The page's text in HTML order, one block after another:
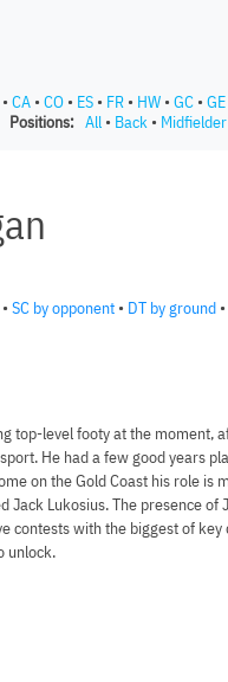
• CA • CO • ES • FR • HW • GC • GE
Positions: All • Back • Midfielder